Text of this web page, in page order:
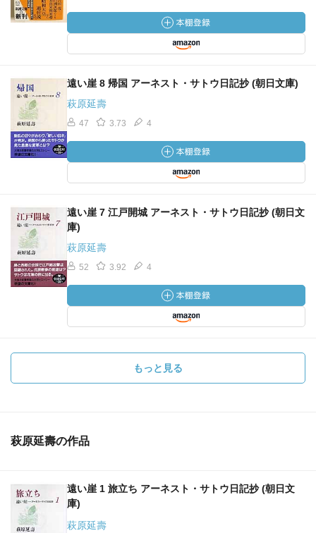
遠い崖 8 帰国 アーネスト・サトウ日記抄 (朝日文庫)
萩原延壽
47 3.73 4
遠い崖 7 江戸開城 アーネスト・サトウ日記抄 (朝日文
庫)
萩原延壽
52 3.92 4
もっと見る
萩原延壽の作品
遠い崖 1 旅立ち アーネスト・サトウ日記抄 (朝日文
庫)
萩原延壽